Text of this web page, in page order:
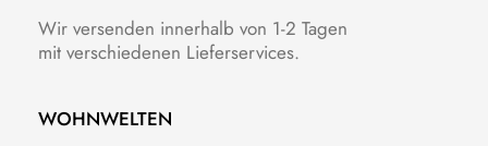
Wir versenden innerhalb von 1-2 Tagen
mit verschiedenen Lieferservices.
WOHNWELTEN